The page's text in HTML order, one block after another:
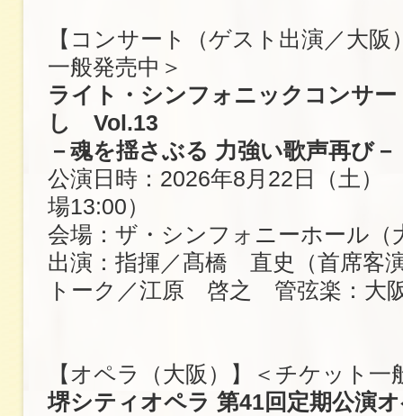
【コンサート（ゲスト出演／大
一般発売中＞
ライト・シンフォニックコンサ
し Vol.13
－魂を揺さぶる 力強い歌声再び－
公演日時：2026年8月22日（土）
場13:00）
会場：ザ・シンフォニーホール（
出演：指揮／髙橋 直史（首席客
トーク／江原 啓之 管弦楽：大
【オペラ（大阪）】＜チケット一
堺シティオペラ 第41回定期公演